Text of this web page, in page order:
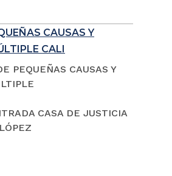
CAUSAS Y
CALI
PEQUEÑAS CAUSAS Y
CASA DE JUSTICIA